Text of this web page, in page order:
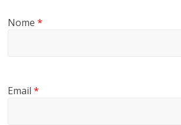
Nome*
Email*